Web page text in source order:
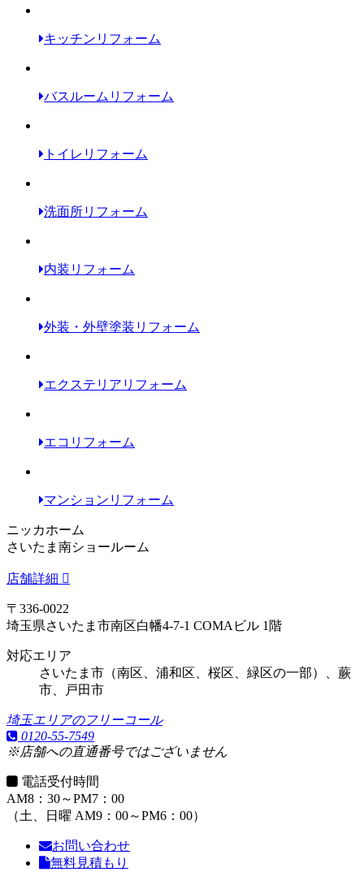
キッチンリフォーム
バスルームリフォーム
トイレリフォーム
洗面所リフォーム
内装リフォーム
外装・外壁塗装リフォーム
エクステリアリフォーム
エコリフォーム
マンションリフォーム
ニッカホーム
さいたま南ショールーム
店舗詳細
〒336-0022
埼玉県さいたま市南区白幡4-7-1 COMAビル 1階
対応エリア
さいたま市（南区、浦和区、桜区、緑区の一部）、蕨
市、戸田市
埼玉エリアのフリーコール
0120-55-7549
※店舗への直通番号ではございません
電話受付時間
AM8：30～PM7：00
（土、日曜 AM9：00～PM6：00）
お問い合わせ
無料見積もり